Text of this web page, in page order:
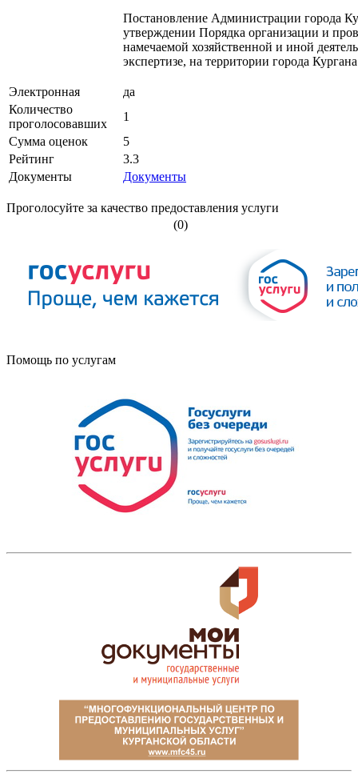
Постановление Администрации города
утверждении Порядка организации и
намечаемой хозяйственной и иной
экспертизе, на территории города
Электронная
да
Количество
проголосовавших
1
Сумма оценок
5
Рейтинг
3.3
Документы
Документы
Проголосуйте за качество предоставления услуги
(0)
Помощь по услугам